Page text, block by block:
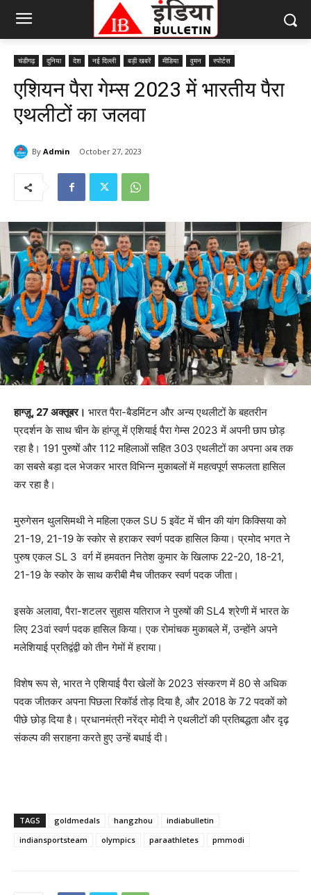
चंडीगढ़ दुनिया देश नई दिल्ली बड़ी खबरें मीडिया वुमन स्पोर्टस
एशियन पैरा गेम्स 2023 में भारतीय पैरा
एथलीटों का जलवा
By Admin October 27, 2023
हाग्ज़ू, 27 अक्तूबर। भारत पैरा-बैडमिंटन और अन्य एथलीटों के बहतरीन
प्रदर्शन के साथ चीन के हांग्ज़ू में एशियाई पैरा गेम्स 2023 में अपनी छाप छोड़
रहा है। 191 पुरुषों और 112 महिलाओं सहित 303 एथलीटों का अपना अब तक
का सबसे बड़ा दल भेजकर भारत विभिन्न मुकाबलों में महत्वपूर्ण सफलता हासिल
कर रहा है।
मुरुगेसन थुलसिमथी ने महिला एकल SU 5 इवेंट में चीन की यांग किक्सिया को
21-19, 21-19 के स्कोर से हराकर स्वर्ण पदक हासिल किया। प्रमोद भगत ने
पुरुष एकल SL 3 वर्ग में हमवतन नितेश कुमार के खिलाफ 22-20, 18-21,
21-19 के स्कोर के साथ करीबी मैच जीतकर स्वर्ण पदक जीता।
इसके अलावा, पैरा-शटलर सुहास यतिराज ने पुरुषों की SL4 श्रेणी में भारत के
लिए 23वां स्वर्ण पदक हासिल किया। एक रोमांचक मुकाबले में, उन्होंने अपने
मलेशियाई प्रतिद्वंद्वी को तीन गेमों में हराया।
विशेष रूप से, भारत ने एशियाई पैरा खेलों के 2023 संस्करण में 80 से अधिक
पदक जीतकर अपना पिछला रिकॉर्ड तोड़ दिया है, और 2018 के 72 पदकों को
पीछे छोड़ दिया है। प्रधानमंत्री नरेंद्र मोदी ने एथलीटों की प्रतिबद्धता और दृढ़
संकल्प की सराहना करते हुए उन्हें बधाई दी।
TAGS goldmedals hangzhou
indiabulletin
indiansportsteam
olympics paraathletes pmmodi